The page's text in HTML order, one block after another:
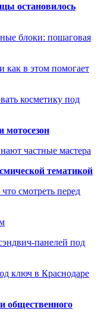
остановилось
блоки: пошаговая
как в этом помогает
косметику под
мотосезон
частные мастера
тематикой
смотреть перед
панелей под
ключ в Краснодаре
общественного